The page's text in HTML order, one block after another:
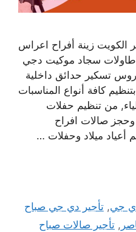
الكويت زينة أفراح اعراس
سجاد موكيت دجي
تسكير حدائق داخلية
كافة أنواع المناسبات
من تنظيم حفلات
وحجز صالات افراح
أعياد ميلاد وحفلات …
جي,تأجير دي جي صباح
, تأجير صالات صباح